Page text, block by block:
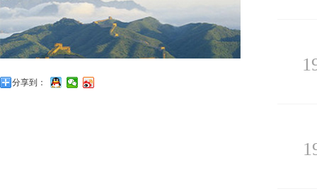
分享到：